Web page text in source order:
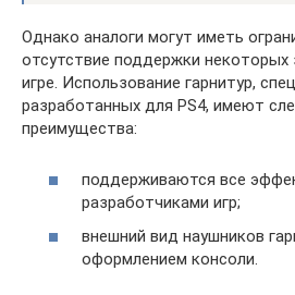
Однако аналоги могут иметь
отсутствие поддержки
игре. Использование гарнитур,
разработанных для PS4, имеют
преимущества:
поддерживаются все
разработчиками игр;
внешний вид наушников
оформлением консоли.